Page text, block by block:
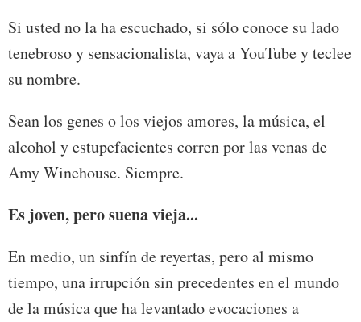
Si usted no la ha escuchado, si sólo conoce su lado
tenebroso y sensacionalista, vaya a YouTube y teclee
su nombre.
Sean los genes o los viejos amores, la música, el
alcohol y estupefacientes corren por las venas de
Amy Winehouse. Siempre.
Es joven, pero suena vieja...
En medio, un sinfín de reyertas, pero al mismo
tiempo, una irrupción sin precedentes en el mundo
de la música que ha levantado evocaciones a